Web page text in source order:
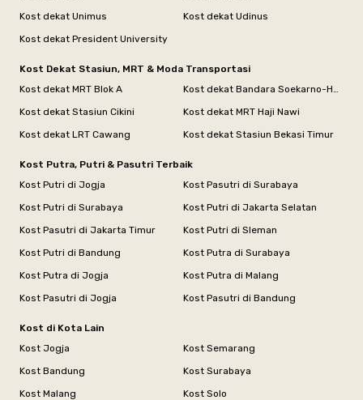
Kost dekat Unimus
Kost dekat Udinus
Kost dekat President University
Kost Dekat Stasiun, MRT & Moda Transportasi
Kost dekat MRT Blok A
Kost dekat Bandara Soekarno-Hatta
Kost dekat Stasiun Cikini
Kost dekat MRT Haji Nawi
Kost dekat LRT Cawang
Kost dekat Stasiun Bekasi Timur
Kost Putra, Putri & Pasutri Terbaik
Kost Putri di Jogja
Kost Pasutri di Surabaya
Kost Putri di Surabaya
Kost Putri di Jakarta Selatan
Kost Pasutri di Jakarta Timur
Kost Putri di Sleman
Kost Putri di Bandung
Kost Putra di Surabaya
Kost Putra di Jogja
Kost Putra di Malang
Kost Pasutri di Jogja
Kost Pasutri di Bandung
Kost di Kota Lain
Kost Jogja
Kost Semarang
Kost Bandung
Kost Surabaya
Kost Malang
Kost Solo